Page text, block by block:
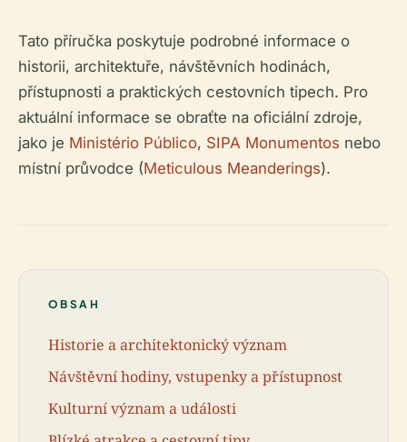
Tato příručka poskytuje podrobné informace o
historii, architektuře, návštěvních hodinách,
přístupnosti a praktických cestovních tipech. Pro
aktuální informace se obraťte na oficiální zdroje,
jako je Ministério Público, SIPA Monumentos nebo
místní průvodce (Meticulous Meanderings).
OBSAH
Historie a architektonický význam
Návštěvní hodiny, vstupenky a přístupnost
Kulturní význam a události